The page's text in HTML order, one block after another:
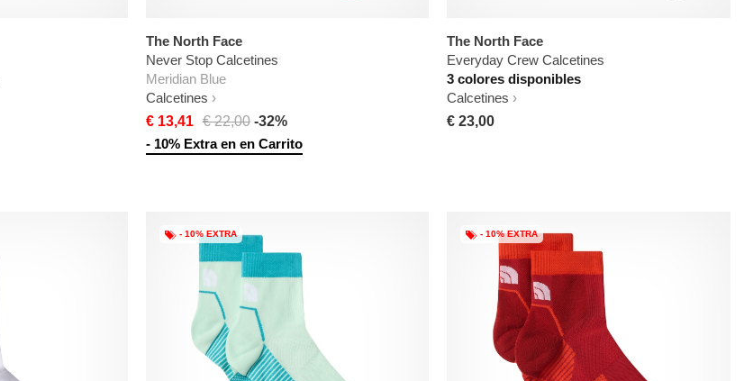
The North Face
Never Stop Calcetines
Meridian Blue
Calcetines
€ 13,41 € 22,00 -32%
- 10% Extra en en Carrito
The North Face
Everyday Crew Calcetines
3 colores disponibles
Calcetines
€ 23,00
- 10% EXTRA - 10% EXTRA